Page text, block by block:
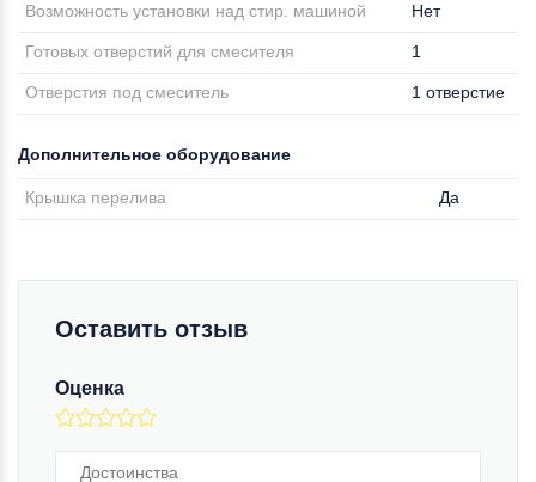
Возможность установки над стир. машиной Нет
Готовых отверстий для смесителя 1
Отверстия под смеситель 1 отверстие
Дополнительное оборудование
Крышка перелива Да
Оставить отзыв
Оценка